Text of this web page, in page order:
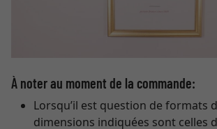
À noter au moment de la commande:
Lorsqu’il est question de formats
dimensions indiquées sont celles